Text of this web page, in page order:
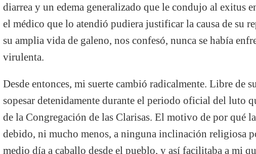
diarrea y un edema generalizado que le condujo al exitus
el médico que lo atendió pudiera justificar la causa de su
su amplia vida de galeno, nos confesó, nunca se había
virulenta.
Desde entonces, mi suerte cambió radicalmente. Libre de
sopesar detenidamente durante el periodo oficial del luto
de la Congregación de las Clarisas. El motivo de por qué
debido, ni mucho menos, a ninguna inclinación religiosa
medio día a caballo desde el pueblo, y así facilitaba a mi